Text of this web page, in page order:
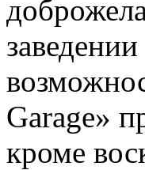
Garage»
кроме